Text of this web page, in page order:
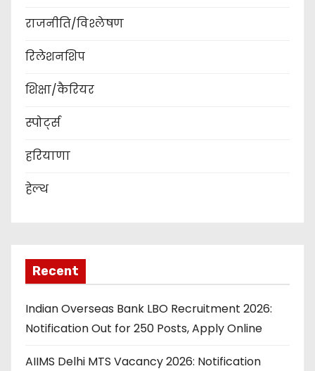
राजनीति/विश्लेषण
रिलेशनशिप
शिक्षा/कैरियर
स्पोर्ट्स
हरियाणा
हेल्थ
Recent
Indian Overseas Bank LBO Recruitment 2026:
Notification Out for 250 Posts, Apply Online
AIIMS Delhi MTS Vacancy 2026: Notification